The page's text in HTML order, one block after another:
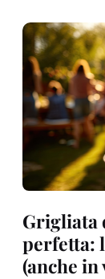
Grigliata
perfetta:
(anche in